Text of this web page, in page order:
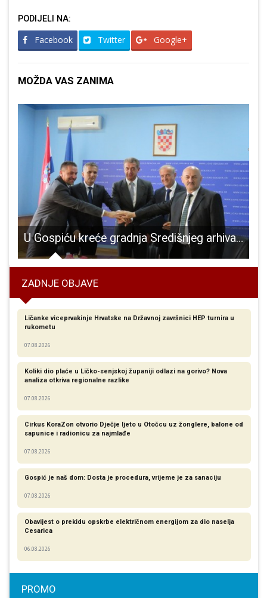
PODIJELI NA:
Facebook Twitter Google+
MOŽDA VAS ZANIMA
U Gospiću kreće gradnja Središnjeg arhiva zemljišnih knjiga za cijelu Hrvatsku!!!!
ZADNJE OBJAVE
Ličanke viceprvakinje Hrvatske na Državnoj završnici HEP turnira u
rukometu
07.08.2026
Koliki dio plaće u Ličko-senjskoj županiji odlazi na gorivo? Nova
analiza otkriva regionalne razlike​
07.08.2026
Cirkus KoraZon otvorio Dječje ljeto u Otočcu uz žonglere, balone od
sapunice i radionicu za najmlađe
07.08.2026
Gospić je naš dom: Dosta je procedura, vrijeme je za sanaciju
07.08.2026
Obavijest o prekidu opskrbe električnom energijom za dio naselja
Cesarica
06.08.2026
PROMO